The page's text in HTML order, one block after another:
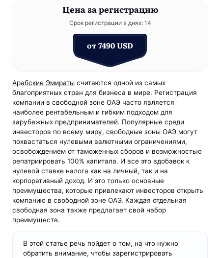
Ценаза регистрацию
Срок регистрации в днях: 14
от 7490 USD
Арабские Эмираты считаются одной из самых
благоприятных стран для бизнеса в мире. Регистрация
компании в свободной зоне ОАЭ часто является
наиболее рентабельным и гибким подходом для
зарубежных предпринимателей. Популярные среди
инвесторов по всему миру, свободные зоны ОАЭ могут
похвастаться нулевыми валютными ограничениями,
освобождением от таможенных сборов и возможностью
репатриировать 100% капитала. И все это вдобавок к
нулевой ставке налога как на личный, так и на
корпоративный доход. И это только основные
преимущества, которые привлекают инвесторов открыть
компанию в свободной зоне ОАЭ. Каждая отдельная
свободная зона также предлагает свой набор
преимуществ.
В этой статье речь пойдет о том, на что нужно
обратить внимание, чтобы зарегистрировать